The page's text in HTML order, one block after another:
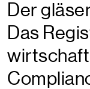
Der
Das